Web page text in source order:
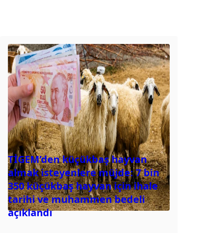
TİGEM’den küçükbaş hayvan
almak isteyenlere müjde: 7 bin
350 küçükbaş hayvan için ihale
tarihi ve muhammen bedeli
açıklandı